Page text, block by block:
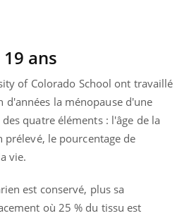
ans
of Colorado School ont travaillé
la ménopause d'une
quatre éléments : l'âge de la
le pourcentage de
vie.
est conservé, plus sa
où 25 % du tissu est
établissement lié à un groupe
innove en matière de bilan de
: l'utilisation d'un « jumeau
» permet ...